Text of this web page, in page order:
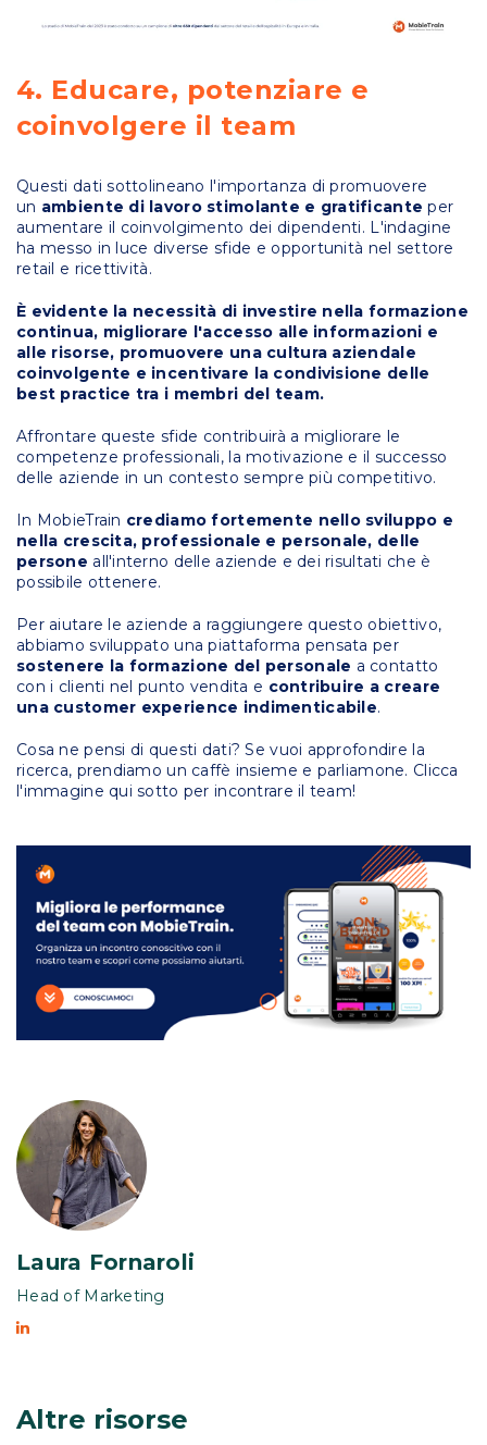
4. Educare, potenziare e
coinvolgere il team
Questi dati sottolineano l'importanza di promuovere
un ambiente di lavoro stimolante e gratificanteper
aumentare il coinvolgimento dei dipendenti. L'indagine
ha messo in luce diverse sfide e opportunità nel settore
retail e ricettività.
È evidente la necessità di investire nella formazione
continua, migliorare l'accesso alle informazioni e
alle risorse, promuovere una cultura aziendale
coinvolgente e incentivare la condivisione delle
best practice tra i membri del team.
Affrontare queste sfide contribuirà a migliorare le
competenze professionali, la motivazione e il successo
delle aziende in un contesto sempre più competitivo.
In MobieTrain crediamo fortemente nello sviluppo e
nella crescita, professionale e personale, delle
persone all'interno delle aziende e dei risultati che è
possibile ottenere.
Per aiutare le aziende a raggiungere questo obiettivo,
abbiamo sviluppato una piattaforma pensata per
sostenere la formazione del personale a contatto
con i clienti nel punto vendita e contribuire a creare
una customer experience indimenticabile.
Cosa ne pensi di questi dati? Se vuoi approfondire la
ricerca, prendiamo un caffè insieme e parliamone. Clicca
l'immagine qui sotto per incontrare il team!
Laura Fornaroli
Head of Marketing
Altre risorse